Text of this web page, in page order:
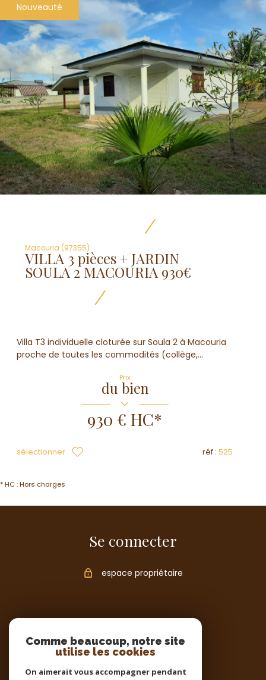
Nouveauté
Macouria (97355)
VILLA 3 pièces + JARDIN
SOULA 2 MACOURIA 930€
Villa T3 individuelle cloturée sur Soula 2 à Macouria
proche de toutes les commodités (collège,...
Prix
du bien
930 € HC*
sélectionner réf : 525
* HC : Hors charges
Se connecter
espace propriétaire
Comme beaucoup, notre site
utilise les cookies
On aimerait vous accompagner pendant